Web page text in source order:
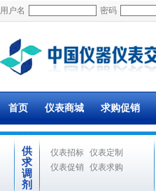
用户名 密码
首页 仪表商城 求购促销
供
求
调
剂
仪表招标 仪表定制
仪表促销
仪表求购